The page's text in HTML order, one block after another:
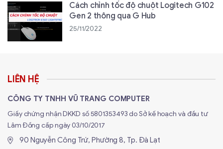
Cách chỉnh tốc độ chuột Logitech G102
Gen 2 thông qua G Hub
25/11/2022
LIÊN HỆ
CÔNG TY TNHH VŨ TRANG COMPUTER
Giấy chứng nhận DKKD số 5801353493 do Sở kế hoạch và đầu tư
Lâm Đồng cấp ngày 03/10/2017
90 Nguyễn Công Trứ, Phường 8, Tp. Đà Lạt